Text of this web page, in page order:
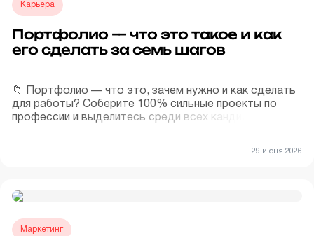
Карьера
Портфолио — что это такое и как
его сделать за семь шагов
📁 Портфолио — что это, зачем нужно и как сделать
для работы? Соберите 100% сильные проекты по
профессии и выделитесь среди всех кандидатов. 🎯
29 июня 2026
Маркетинг